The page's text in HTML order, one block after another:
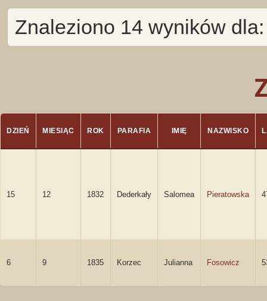
Znaleziono 14 wyników
DZIEŃ MIESIĄC ROK PARAFIA IMIĘ NAZWISKO
15 12 1832 Dederkały Salomea Pieratowska
6 9 1835 Korzec Julianna Fosowicz